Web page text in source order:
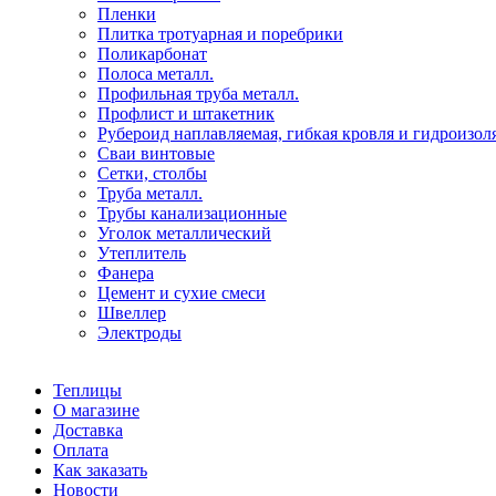
Пленки
Плитка тротуарная и поребрики
Поликарбонат
Полоса металл.
Профильная труба металл.
Профлист и штакетник
Рубероид наплавляемая, гибкая кровля и
Сваи винтовые
Сетки, столбы
Труба металл.
Трубы канализационные
Уголок металлический
Утеплитель
Фанера
Цемент и сухие смеси
Швеллер
Электроды
Теплицы
О магазине
Доставка
Оплата
Как заказать
Новости